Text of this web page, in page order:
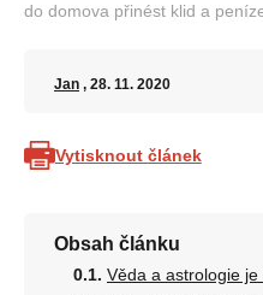
do domova přinést klid a
Jan , 28. 11. 2020
Vytisknout článek
Obsah článku
Věda a astrologie